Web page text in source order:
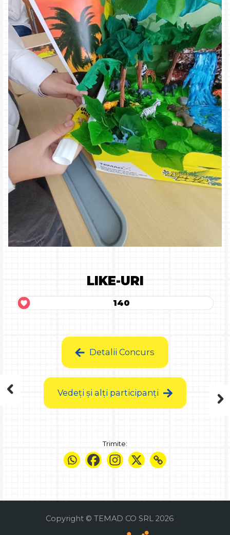
LIKE-URI
140
Detalii Concurs
Vedeți și alți participanți
Trimite:
Copyright © TEMAD CO SRL 2026